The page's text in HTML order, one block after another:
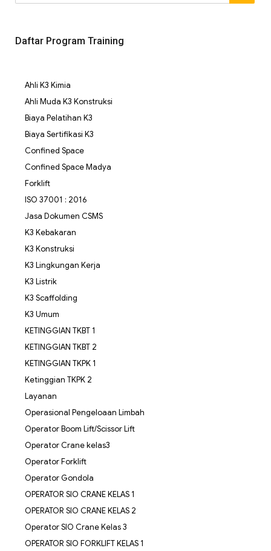
Daftar Program Training
Ahli K3 Kimia
Ahli Muda K3 Konstruksi
Biaya Pelatihan K3
Biaya Sertifikasi K3
Confined Space
Confined Space Madya
Forklift
ISO 37001 : 2016
Jasa Dokumen CSMS
K3 Kebakaran
K3 Konstruksi
K3 Lingkungan Kerja
K3 Listrik
K3 Scaffolding
K3 Umum
KETINGGIAN TKBT 1
KETINGGIAN TKBT 2
KETINGGIAN TKPK 1
Ketinggian TKPK 2
Layanan
Operasional Pengeloaan Limbah
Operator Boom Lift/Scissor Lift
Operator Crane kelas3
Operator Forklift
Operator Gondola
OPERATOR SIO CRANE KELAS 1
OPERATOR SIO CRANE KELAS 2
Operator SIO Crane Kelas 3
OPERATOR SIO FORKLIFT KELAS 1